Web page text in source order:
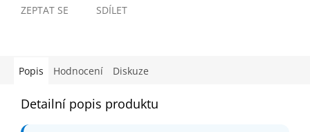
ZEPTAT SE SDÍLET
Popis Hodnocení Diskuze
Detailní popis produktu